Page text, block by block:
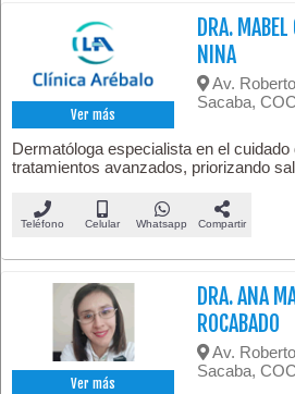
Ver más
DRA.
NINA
Av.
Sacaba,
Dermatóloga especialista en el cuidado
tratamientos avanzados, priorizando
Teléfono Celular Whatsapp Compartir
Ver más
DRA. ANA
ROCABADO
Av.
Sacaba,